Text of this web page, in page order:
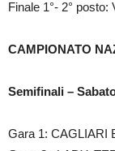
Finale 1°- 2°
CAMPIONATO
Semifinali –
Gara 1: CAGLIARI